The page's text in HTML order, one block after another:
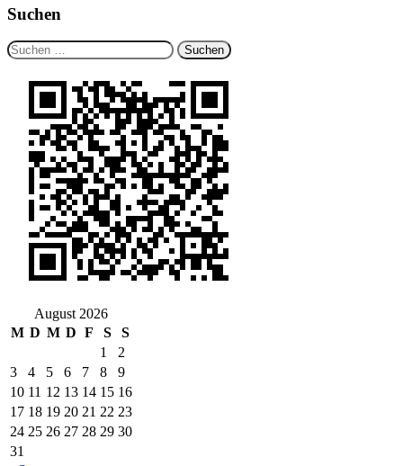
Suchen
Suchen
nach:
August 2026
M D M D F S
S
1
2
3
4 5 6 7 8
9
10 11 12 13 14 15 16
17 18 19 20 21 22 23
24 25 26 27 28 29 30
31